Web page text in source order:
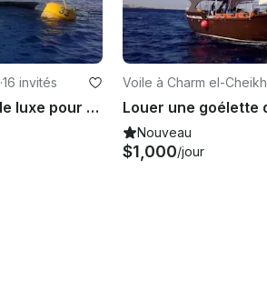
·16 invités
Louez un yacht à moteur de luxe pour 1200$ par jour dans le sud du Sinaï, en Égypte
Voile à Charm el-Cheikh
Nouveau
$1,000/jour